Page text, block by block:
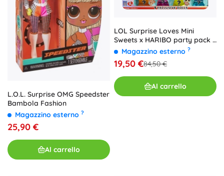
L.O.L. Surprise OMG Speedster
Bambola Fashion
Magazzino esterno ?
25,90 €
Al carrello
LOL Surprise Loves Mini
Sweets x HARIBO party pack –
set di bambole e dolcetti
Magazzino esterno ?
19,50 €84,50 €
Al carrello